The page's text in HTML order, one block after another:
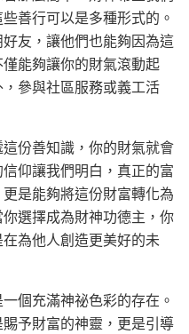
善行可以是多種形式的。
友，讓他們也能夠因為這
能夠讓你的財氣滾動起
參與社區服務或義工活
份善知識，你的財氣就會
仰讓我們明白，真正的富
是能夠將這份財富轉化為
選擇成為財神功德主，你
為他人創造更美好的未
個充滿神祕色彩的存在。
予財富的神靈，更是引導